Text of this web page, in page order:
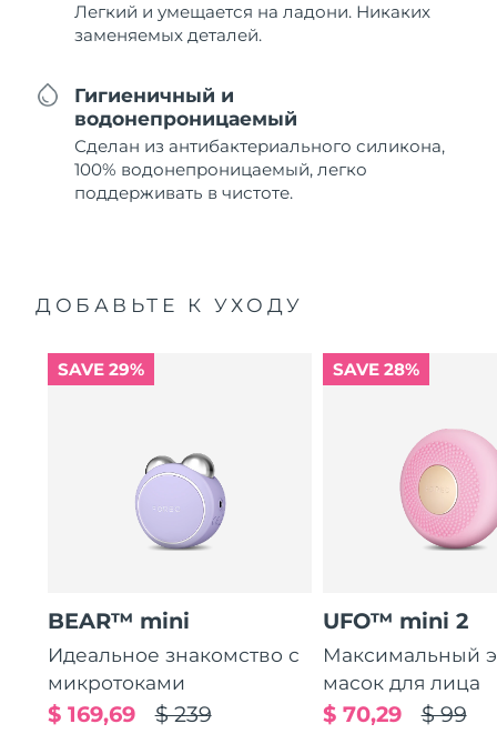
Легкий и умещается на ладони. Никаких
заменяемых деталей.
Гигиеничный и
водонепроницаемый
Сделан из антибактериального силикона,
100% водонепроницаемый, легко
поддерживать в чистоте.
ДОБАВЬТЕ К УХОДУ
SAVE 29%
BEAR™ mini
Идеальное знакомство с
микротоками
$ 239
$ 169,69
SAVE 28%
UFO™ mini 2
Максимальный
масок для лица
$ 99
$ 70,29